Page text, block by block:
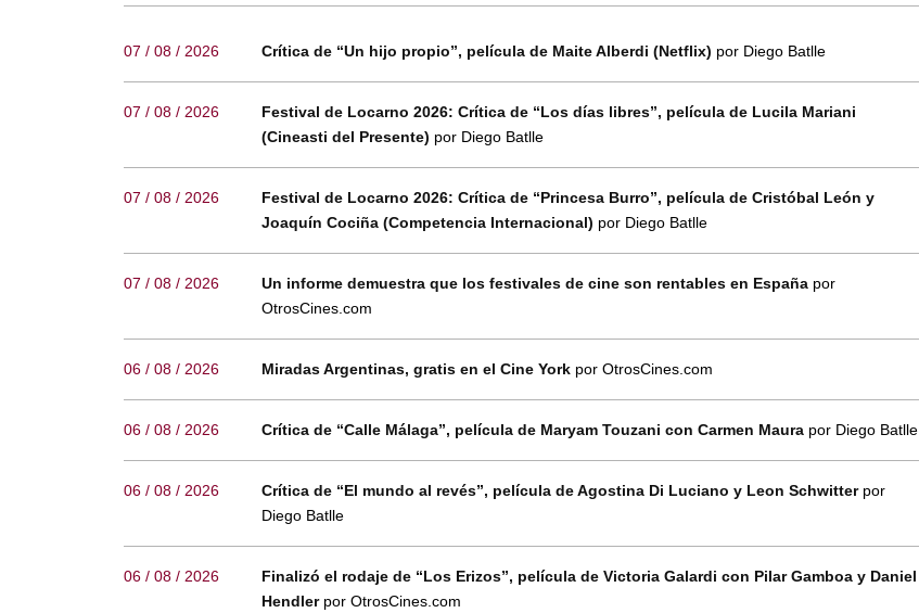
07 / 08 / 2026 Crítica de “Un hijo propio”, película de Maite Alberdi (Netflix) por Diego Batlle
07 / 08 / 2026
Festival de Locarno 2026: Crítica de “Los días libres”, película de Lucila Mariani
(Cineasti del Presente) por Diego Batlle
07 / 08 / 2026
Festival de Locarno 2026: Crítica de “Princesa Burro”, película de Cristóbal León y
Joaquín Cociña (Competencia Internacional) por Diego Batlle
07 / 08 / 2026 Un informe demuestra que los festivales de cine son rentables en España por
OtrosCines.com
06 / 08 / 2026 Miradas Argentinas, gratis en el Cine York por OtrosCines.com
06 / 08 / 2026 Crítica de “Calle Málaga”, película de Maryam Touzani con Carmen Maura por Diego Batlle
06 / 08 / 2026 Crítica de “El mundo al revés”, película de Agostina Di Luciano y Leon Schwitter por
Diego Batlle
06 / 08 / 2026
Finalizó el rodaje de “Los Erizos”, película de Victoria Galardi con Pilar Gamboa y Daniel
Hendler por OtrosCines.com